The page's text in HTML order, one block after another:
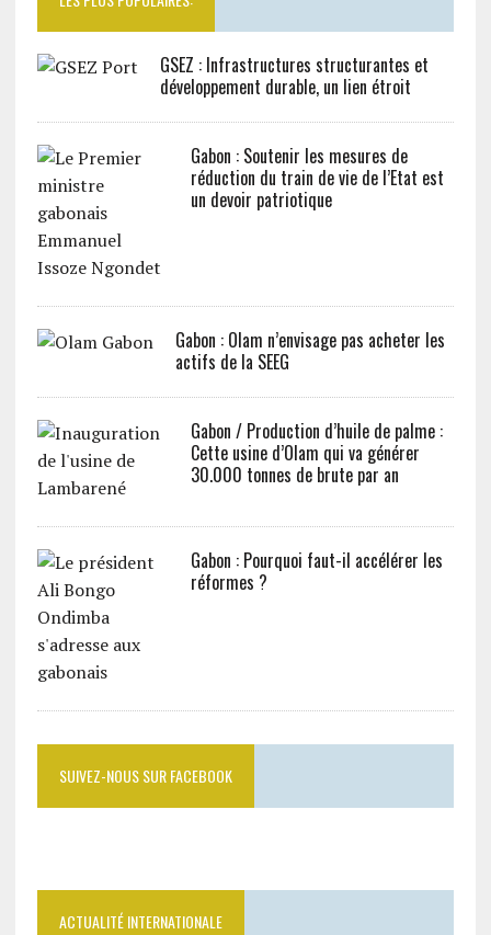
GSEZ : Infrastructures structurantes et
développement durable, un lien étroit
Gabon : Soutenir les mesures de
réduction du train de vie de l’Etat est
un devoir patriotique
Gabon : Olam n’envisage pas acheter les
actifs de la SEEG
Gabon / Production d’huile de palme :
Cette usine d’Olam qui va générer
30.000 tonnes de brute par an
Gabon : Pourquoi faut-il accélérer les
réformes ?
SUIVEZ-NOUS SUR FACEBOOK
ACTUALITÉ INTERNATIONALE